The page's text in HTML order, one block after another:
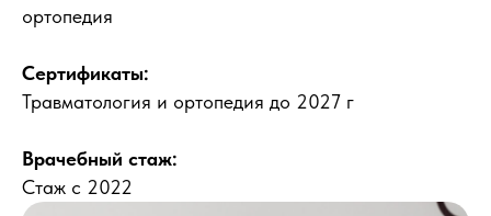
ортопедия
Сертификаты:
Травматология и ортопедия до 2027 г
Врачебный стаж:
Стаж с 2022